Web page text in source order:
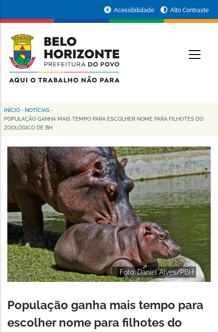
conteúdo
principal
da
Prefeitura
de
Horizonte
Acessibilidade Alto Contraste
Trilha
de
navegação
INÍCIO - NOTÍCIAS -
POPULAÇÃO GANHA MAIS TEMPO PARA ESCOLHER NOME PARA FILHOTES DO
ZOOLÓGICO DE BH
Foto: Daniel Alves/PBH
População ganha mais tempo para
escolher nome para filhotes do